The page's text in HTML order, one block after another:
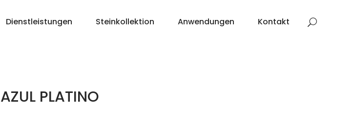
Dienstleistungen Steinkollektion Anwendungen Kontakt
AZUL PLATINO